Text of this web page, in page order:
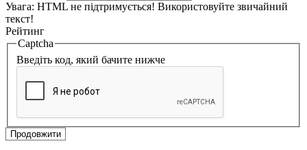
Увага: HTML не підтримується! Використовуйте звичайний
текст!
Рейтинг
Captcha
Введіть код, який бачите нижче
Продовжити